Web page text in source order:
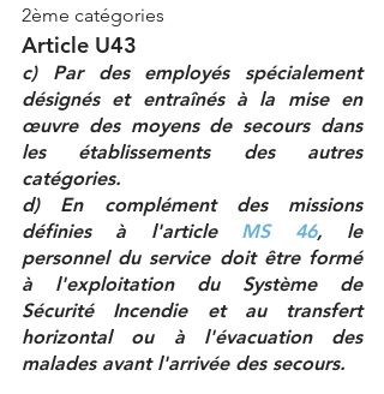
2ème catégories
Article U43
c) Par des employés spécialement
désignés et entraînés à la mise en
œuvre des moyens de secours dans
les établissements des autres
catégories.
d) En complément des missions
définies à l'article MS 46, le
personnel du service doit être formé
à l'exploitation du Système de
Sécurité Incendie et au transfert
horizontal ou à l'évacuation des
malades avant l'arrivée des secours.